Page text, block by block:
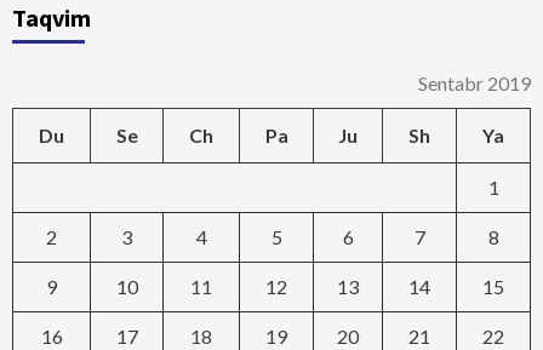
Taqvim
Sentabr 2019
Du Se Ch Pa Ju Sh Ya
1
2 3 4 5 6 7 8
9 10 11 12 13 14 15
16 17 18 19 20 21 22